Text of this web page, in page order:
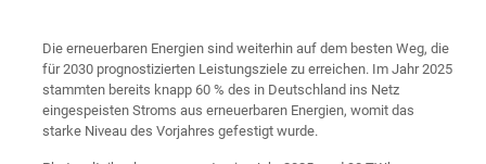
Die erneuerbaren Energien sind weiterhin auf dem besten Weg, die
für 2030 prognostizierten Leistungsziele zu erreichen. Im Jahr 2025
stammten bereits knapp 60 % des in Deutschland ins Netz
eingespeisten Stroms aus erneuerbaren Energien, womit das
starke Niveau des Vorjahres gefestigt wurde.